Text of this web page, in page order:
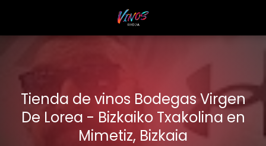
Tienda de vinos Bodegas Virgen
De Lorea - Bizkaiko Txakolina en
Mimetiz, Bizkaia